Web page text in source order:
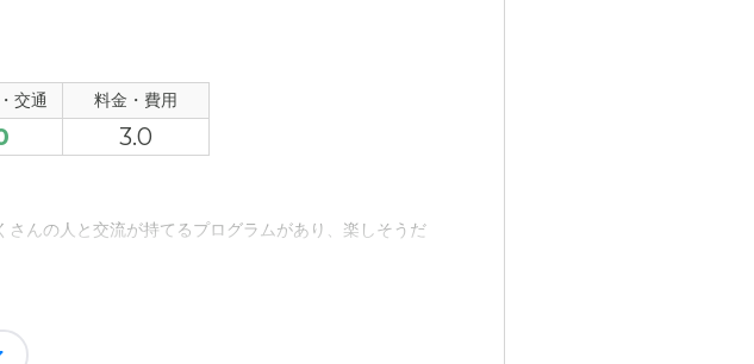
交通 料金・費用
3.0
んの人と交流が持てるプログラムがあり、楽しそうだ
く、特にお風呂場は狭いのでゆったりは出来なそうで